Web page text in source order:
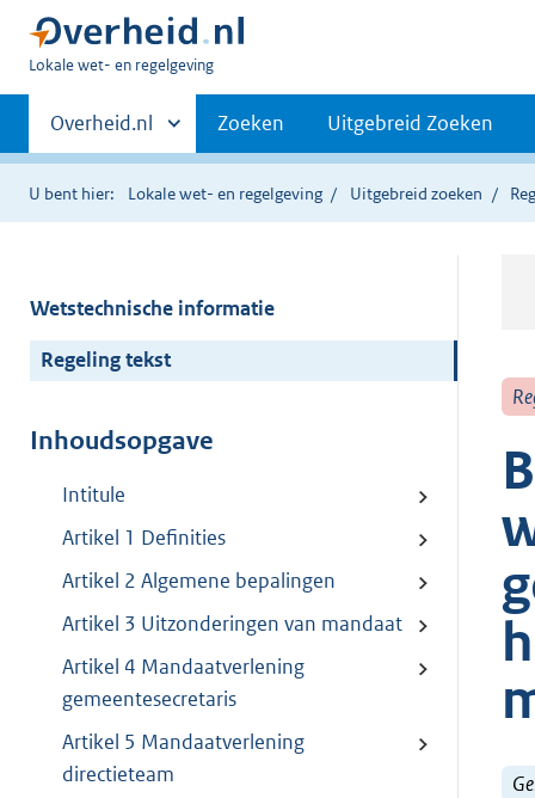
U
hier:
Lokale wet- en regelgeving
Primaire
navigatie
Andere
sites
binnen
Overheid.nl Zoeken Uitgebreid Zoeken
U bent hier: Lokale wet- en regelgeving Uitgebreid zoeken
Wetstechnische informatie
Regeling tekst
Inhoudsopgave
Intitule
Artikel 1 Definities
Artikel 2 Algemene bepalingen
Artikel 3 Uitzonderingen van mandaat
Artikel 4 Mandaatverlening
gemeentesecretaris
Artikel 5 Mandaatverlening
directieteam